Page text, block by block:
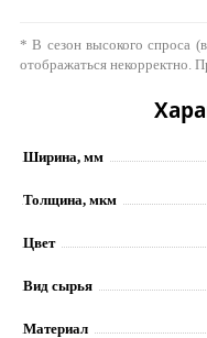
* В сезон высокого спроса
отображаться некорректно.
Ширина, мм
Толщина, мкм
Цвет
Вид сырья
Материал